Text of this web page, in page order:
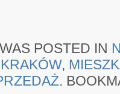
POSTED IN
KRAKÓW,
.